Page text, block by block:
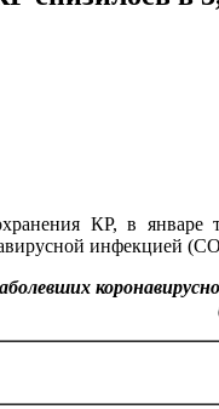
КР, в январе
инфекцией